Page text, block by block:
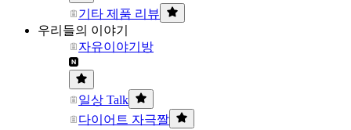
기타 제품 리뷰
우리들의 이야기
자유이야기방
일상 Talk
다이어트 자극짤